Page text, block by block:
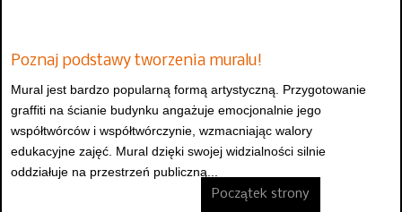
Poznaj podstawy tworzenia muralu!
Mural jest bardzo popularną formą artystyczną. Przygotowanie
graffiti na ścianie budynku angażuje emocjonalnie jego
współtwórców i współtwórczynie, wzmacniając walory
edukacyjne zajęć. Mural dzięki swojej widzialności silnie
oddziałuje na przestrzeń publiczną...
Początek strony